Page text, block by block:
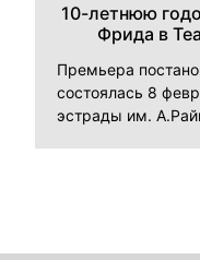
10-летнюю
Фрида в
Премьера
состоялась 8
эстрады им.